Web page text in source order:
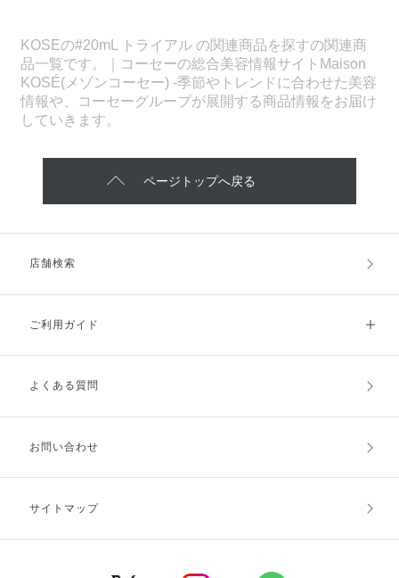
KOSEの#20mL トライアル の関連商品を探すの関連商
品一覧です。｜コーセーの総合美容情報サイトMaison
KOSÉ(メゾンコーセー) -季節やトレンドに合わせた美容
情報や、コーセーグループが展開する商品情報をお届け
していきます。
ページトップへ戻る
店舗検索
ご利用ガイド
ご利用ガイドトップ
お支払方法
キャンセル・返品・交換
よくある質問
お問い合わせ
サイトマップ